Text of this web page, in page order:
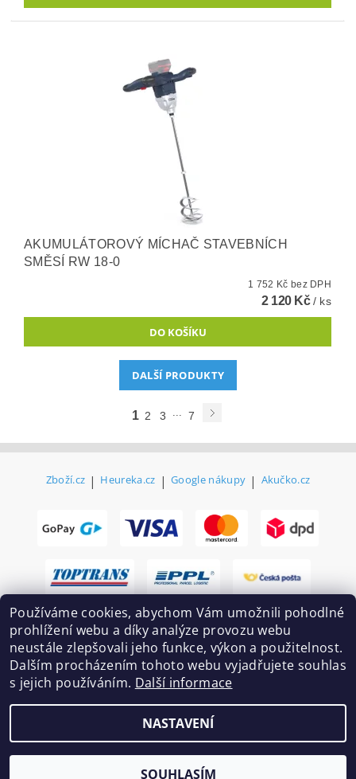
AKUMULÁTOROVÝ MÍCHAČ STAVEBNÍCH
SMĚSÍ RW 18-0
1 752 Kč bez DPH
2 120 Kč/ ks
DALŠÍ PRODUKTY
1 2 3 ... 7
Zboží.cz | Heureka.cz | Google nákupy | Akučko.cz
Vytvořil Shoptet
Používáme cookies, abychom Vám umožnili pohodlné
prohlížení webu a díky analýze provozu webu
neustále zlepšovali jeho funkce, výkon a použitelnost.
Dalším procházením tohoto webu vyjadřujete souhlas
s jejich používáním. Další informace
NASTAVENÍ
SOUHLASÍM